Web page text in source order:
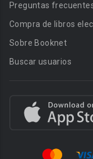
Preguntas
Compra de libros
Sobre Booknet
Buscar usuarios